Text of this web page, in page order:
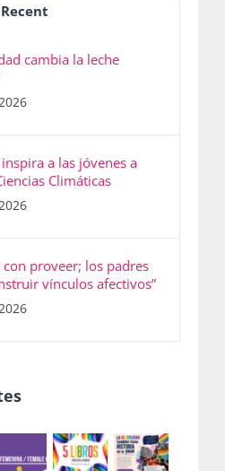
Recent
cambia la leche
inspira a las jóvenes a
Climáticas
con proveer; los padres
vínculos afectivos”